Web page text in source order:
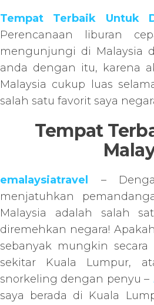
Tempat Terbaik Untuk
Perencanaan liburan
mengunjungi di Malaysia
anda dengan itu, karena
Malaysia cukup luas
salah satu favorit saya
Tempat
emalaysiatravel
–
menjatuhkan
Malaysia adalah salah
diremehkan negara!
sebanyak mungkin
sekitar Kuala Lumpur,
snorkeling dengan penyu –
saya berada di Kuala